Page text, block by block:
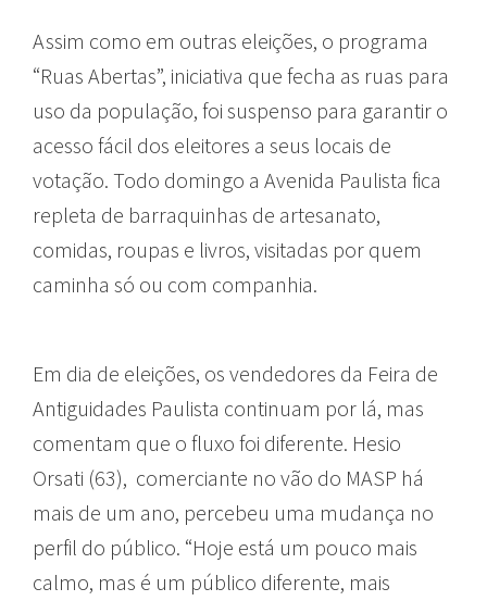
Assim como em outras eleições, o programa
“Ruas Abertas”, iniciativa que fecha as ruas para
uso da população, foi suspenso para garantir o
acesso fácil dos eleitores a seus locais de
votação. Todo domingo a Avenida Paulista fica
repleta de barraquinhas de artesanato,
comidas, roupas e livros, visitadas por quem
caminha só ou com companhia.
Em dia de eleições, os vendedores da Feira de
Antiguidades Paulista continuam por lá, mas
comentam que o fluxo foi diferente. Hesio
Orsati (63), comerciante no vão do MASP há
mais de um ano, percebeu uma mudança no
perfil do público. “Hoje está um pouco mais
calmo, mas é um público diferente, mais